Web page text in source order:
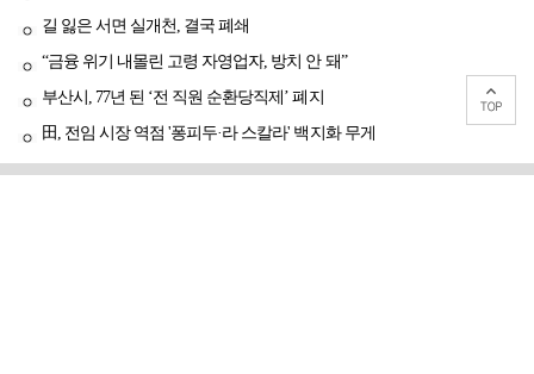
길 잃은 서면 실개천, 결국 폐쇄
“금융 위기 내몰린 고령 자영업자, 방치 안 돼”
부산시, 77년 된 ‘전 직원 순환당직제’ 폐지
田, 전임 시장 역점 '퐁피두·라 스칼라' 백지화 무게